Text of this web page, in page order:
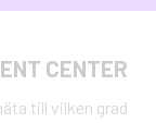
CENTER
till vilken grad